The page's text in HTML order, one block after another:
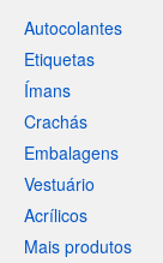
Autocolantes
Etiquetas
Ímans
Crachás
Embalagens
Vestuário
Acrílicos
Mais produtos